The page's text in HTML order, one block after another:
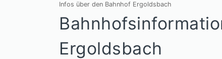
Infos über den Bahnhof Ergoldsbach
Ergoldsbach